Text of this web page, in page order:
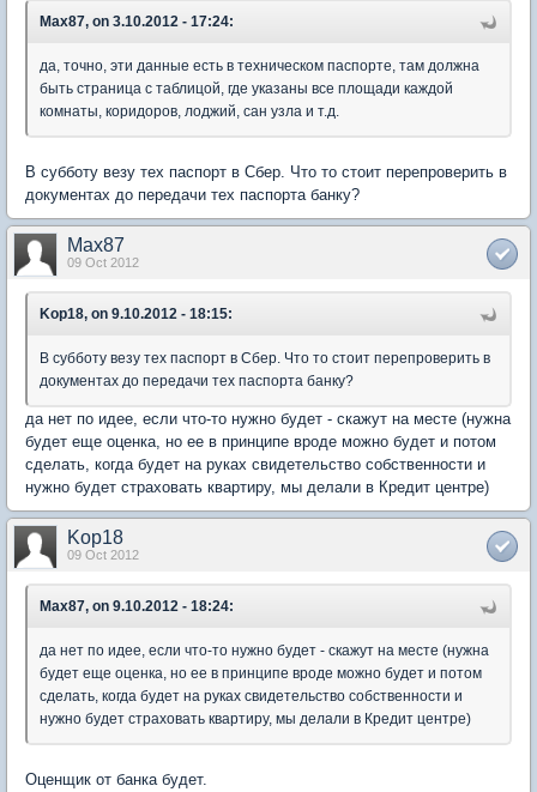
Max87, on 3.10.2012 - 17:24:
да, точно, эти данные есть в техническом паспорте, там должна
быть страница с таблицой, где указаны все площади каждой
комнаты, коридоров, лоджий, сан узла и т.д.
В субботу везу тех паспорт в Сбер. Что то стоит перепроверить в
документах до передачи тех паспорта банку?
Max87
09 Oct 2012
Kop18, on 9.10.2012 - 18:15:
В субботу везу тех паспорт в Сбер. Что то стоит перепроверить в
документах до передачи тех паспорта банку?
да нет по идее, если что-то нужно будет - скажут на месте (нужна
будет еще оценка, но ее в принципе вроде можно будет и потом
сделать, когда будет на руках свидетельство собственности и
нужно будет страховать квартиру, мы делали в Кредит центре)
Kop18
09 Oct 2012
Max87, on 9.10.2012 - 18:24:
да нет по идее, если что-то нужно будет - скажут на месте (нужна
будет еще оценка, но ее в принципе вроде можно будет и потом
сделать, когда будет на руках свидетельство собственности и
нужно будет страховать квартиру, мы делали в Кредит центре)
Оценщик от банка будет.